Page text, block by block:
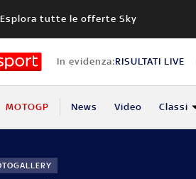
Esplora tutte le offerte Sky
In evidenza:RISULTATI LIVE
MOTOGP News Video Classi